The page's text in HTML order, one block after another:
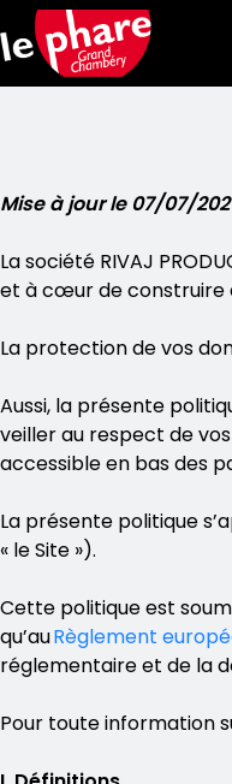
Skip to main content
Mise à jour le 07/07/
La société RIVAJ
et à cœur de construire
La protection de vos
Aussi, la présente
veiller au respect de
accessible en bas des
La présente politique
« le Site »).
Cette politique est
qu’auRèglement
réglementaire et de la
Pour toute information